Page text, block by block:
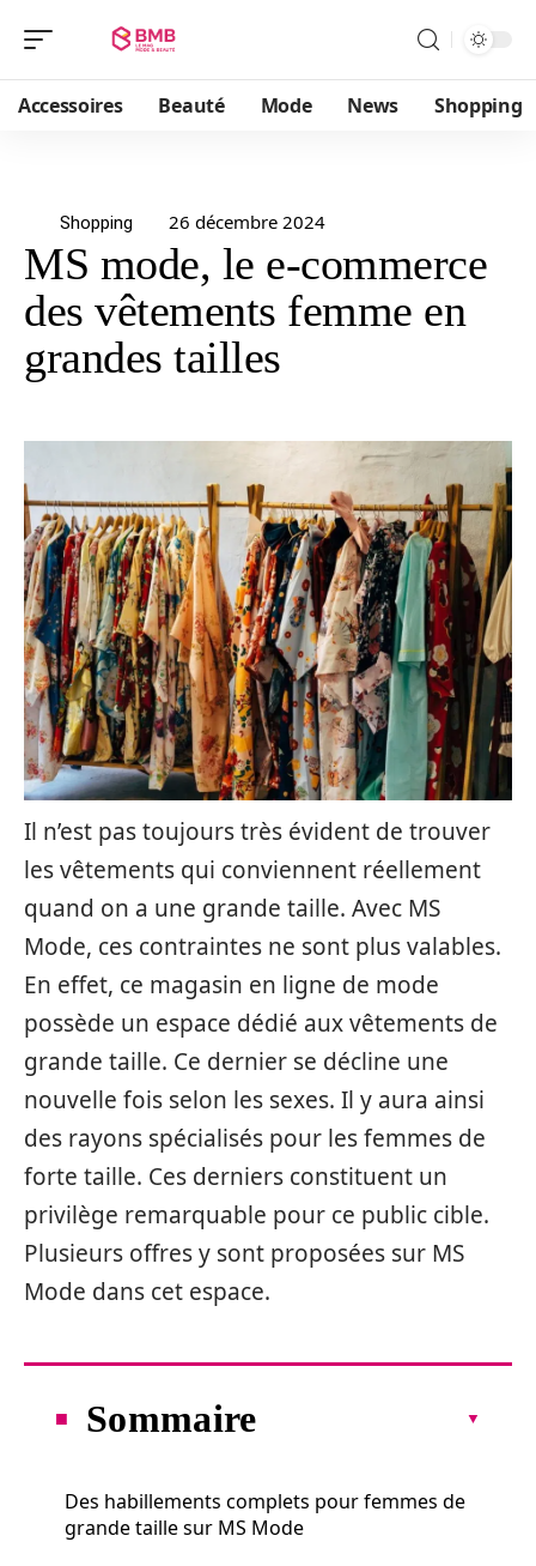
Accessoires Beauté Mode News Shopping
Shopping 26 décembre 2024
MS mode, le e-commerce
des vêtements femme en
grandes tailles
Il n’est pas toujours très évident de trouver
les vêtements qui conviennent réellement
quand on a une grande taille. Avec MS
Mode, ces contraintes ne sont plus valables.
En effet, ce magasin en ligne de mode
possède un espace dédié aux vêtements de
grande taille. Ce dernier se décline une
nouvelle fois selon les sexes. Il y aura ainsi
des rayons spécialisés pour les femmes de
forte taille. Ces derniers constituent un
privilège remarquable pour ce public cible.
Plusieurs offres y sont proposées sur MS
Mode dans cet espace.
Sommaire
Des habillements complets pour femmes de
grande taille sur MS Mode